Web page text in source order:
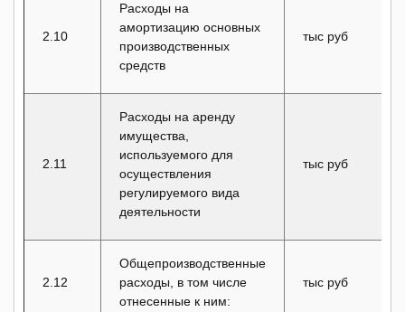
2.10
Расходы на
амортизацию основных
производственных
средств
тыс руб
2.11
Расходы на аренду
имущества,
используемого для
осуществления
регулируемого вида
деятельности
тыс руб
2.12
Общепроизводственные
расходы, в том числе
отнесенные к ним:
тыс руб